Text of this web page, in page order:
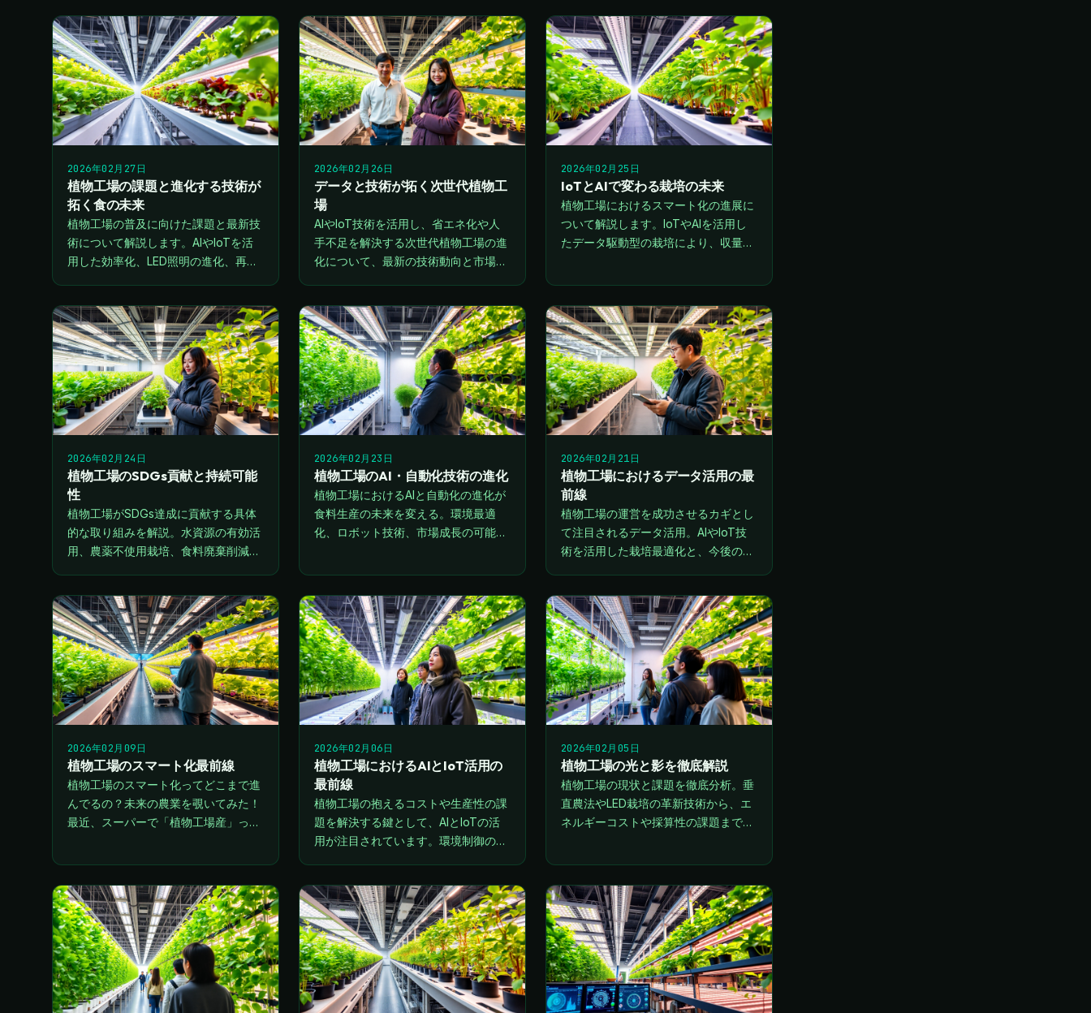
2026年02月27日
植物工場の課題と進化する技術が
拓く食の未来
植物工場の普及に向けた課題と最新技
術について解説します。AIやIoTを活
用した効率化、LED照明の進化、再生
2026年02月26日
データと技術が拓く次世代植物工
場
AIやIoT技術を活用し、省エネ化や人
手不足を解決する次世代植物工場の進
化について、最新の技術動向と市場展
2026年02月25日
IoTとAIで変わる栽培の未来
植物工場におけるスマート化の進展に
ついて解説します。IoTやAIを活用し
たデータ駆動型の栽培により、収量予
2026年02月24日
植物工場のSDGs貢献と持続可能
性
植物工場がSDGs達成に貢献する具体
的な取り組みを解説。水資源の有効活
用、農薬不使用栽培、食料廃棄削減、
2026年02月23日
植物工場のAI・自動化技術の進化
植物工場におけるAIと自動化の進化が
食料生産の未来を変える。環境最適
化、ロボット技術、市場成長の可能性
2026年02月21日
植物工場におけるデータ活用の最
前線
植物工場の運営を成功させるカギとし
て注目されるデータ活用。AIやIoT技
術を活用した栽培最適化と、今後の可
2026年02月09日
植物工場のスマート化最前線
植物工場のスマート化ってどこまで進
んでるの？未来の農業を覗いてみた！
最近、スーパーで「植物工場産」って
2026年02月06日
植物工場におけるAIとIoT活用の
最前線
植物工場の抱えるコストや生産性の課
題を解決する鍵として、AIとIoTの活
用が注目されています。環境制御の自
で実現する未来の農業の姿を…
2026年02月05日
植物工場の光と影を徹底解説
植物工場の現状と課題を徹底分析。垂
直農法やLED栽培の革新技術から、エ
ネルギーコストや採算性の課題まで、